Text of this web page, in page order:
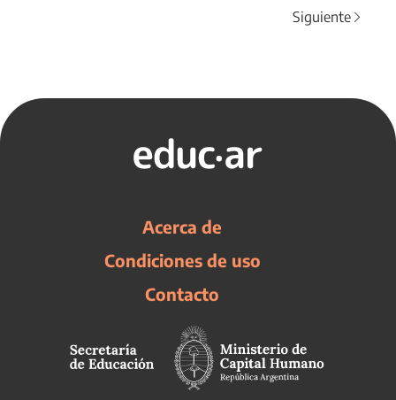
Siguiente
Acerca de
Condiciones de uso
Contacto